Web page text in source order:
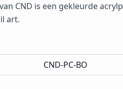
CND is een gekleurde
art.
CND-PC-BO